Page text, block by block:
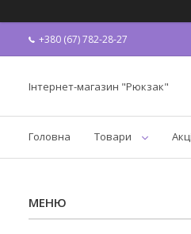
+380 (67) 782-28-27
Інтернет-магазин "Рюкзак"
Головна Товари